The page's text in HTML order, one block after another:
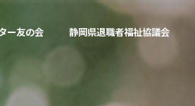
ー友の会 静岡県退職者福祉協議会